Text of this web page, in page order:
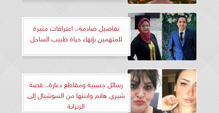
تفاصيل صادمة.. اعترافات مثيرة
للمتهمين بإنهاء حياة طبيب الساحل
رسائل جنسية ومقاطع دعارة.. قصة
شيري هانم وابنتها من السوشيال إلى
الزنزانة